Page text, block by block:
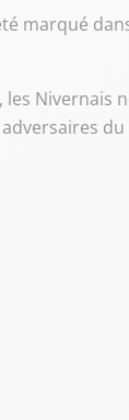
marqué
les Nivernais
du